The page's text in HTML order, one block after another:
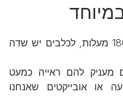
בעוד ששדה הראייה שלנו הוא כ-180 מעלות, לכלבים יש שדה
מעניק להם ראייה כמעט
או אובייקטים שאנחנו